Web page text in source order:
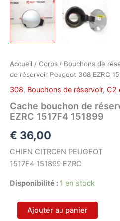
Accueil / Corps / Bouchons de
de réservoir Peugeot 308 EZRC
308, Bouchons de réservoir, C2
Cache bouchon de
EZRC 1517F4 151899
€ 36,00
CHIEN CITROEN PEUGEOT
1517F4 151899 EZRC
Disponibilité : 1 en stock
quantité
de
Ajouter au panier